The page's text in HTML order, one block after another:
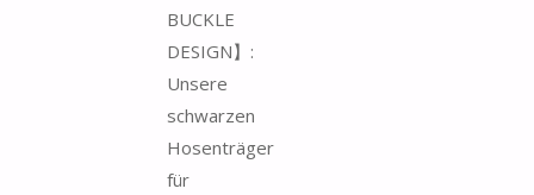
BUCKLE
DESIGN】:
Unsere
schwarzen
Hosenträger
für